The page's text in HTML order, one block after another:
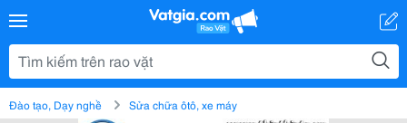
Đào tạo, Dạy nghề Sửa chữa ôtô, xe máy